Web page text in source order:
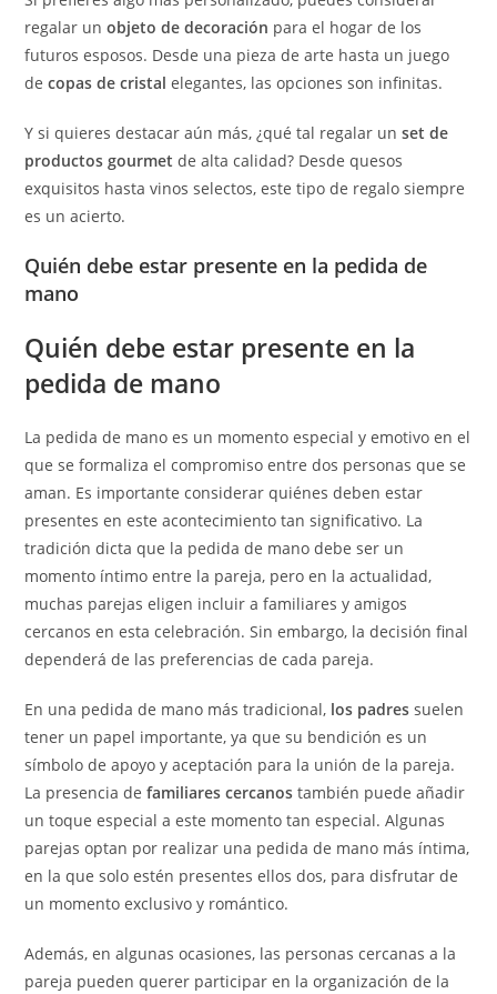
regalar unobjeto de decoración para el hogar de los
futuros esposos. Desde una pieza de arte hasta un juego
decopas de cristal elegantes, las opciones son infinitas.
Y si quieres destacar aún más, ¿qué tal regalar unset de
productos gourmet de alta calidad? Desde quesos
exquisitos hasta vinos selectos, este tipo de regalo siempre
es un acierto.
Quién debe estar presente en la pedida de
mano
Quién debe estar presente en la
pedida de mano
La pedida de mano es un momento especial y emotivo en el
que se formaliza el compromiso entre dos personas que se
aman. Es importante considerar quiénes deben estar
presentes en este acontecimiento tan significativo. La
tradición dicta que la pedida de mano debe ser un
momento íntimo entre la pareja, pero en la actualidad,
muchas parejas eligen incluir a familiares y amigos
cercanos en esta celebración. Sin embargo, la decisión final
dependerá de las preferencias de cada pareja.
En una pedida de mano más tradicional, los padres suelen
tener un papel importante, ya que su bendición es un
símbolo de apoyo y aceptación para la unión de la pareja.
La presencia defamiliares cercanos también puede añadir
un toque especial a este momento tan especial. Algunas
parejas optan por realizar una pedida de mano más íntima,
en la que solo estén presentes ellos dos, para disfrutar de
un momento exclusivo y romántico.
Además, en algunas ocasiones, las personas cercanas a la
pareja pueden querer participar en la organización de la